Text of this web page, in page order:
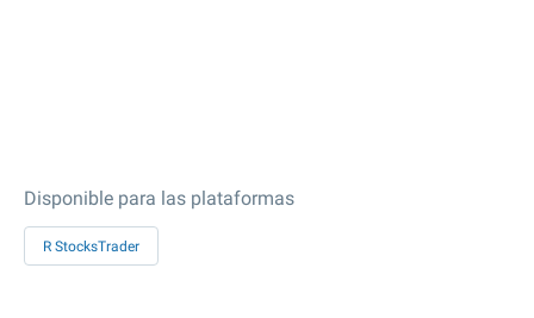
Disponible para las plataformas
R StocksTrader